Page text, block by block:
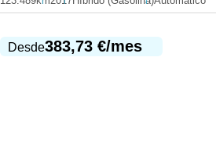
Desde383,73 €/mes